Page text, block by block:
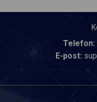
Telefon:
E-post: